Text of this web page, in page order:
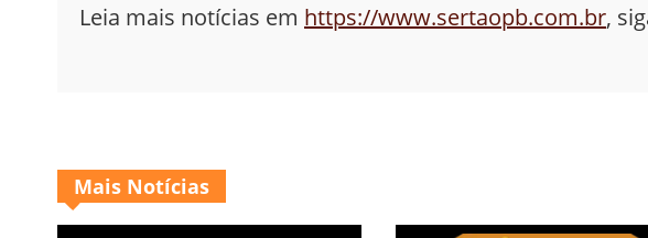
Leia mais notícias em https://www.sertaopb.com.br,
Mais Notícias